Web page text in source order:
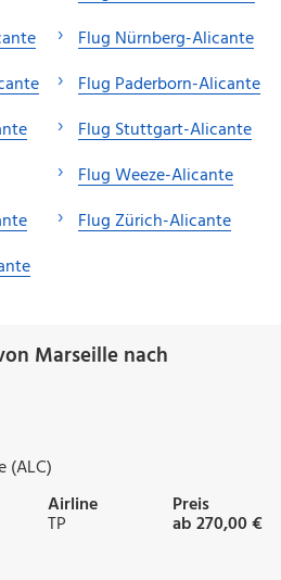
Flug Nürnberg-Alicante
Flug Paderborn-Alicante
Flug Stuttgart-Alicante
Flug Weeze-Alicante
Flug Zürich-Alicante
Marseille nach
(ALC)
Airline
TP
Preis
ab 270,00 €